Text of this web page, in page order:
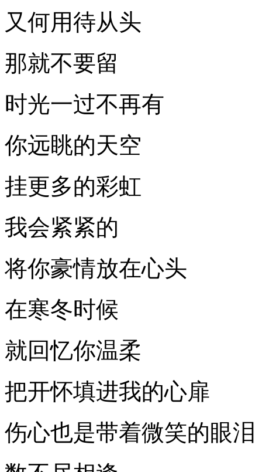
又何用待从头
那就不要留
时光一过不再有
你远眺的天空
挂更多的彩虹
我会紧紧的
将你豪情放在心头
在寒冬时候
就回忆你温柔
把开怀填进我的心扉
伤心也是带着微笑的眼泪